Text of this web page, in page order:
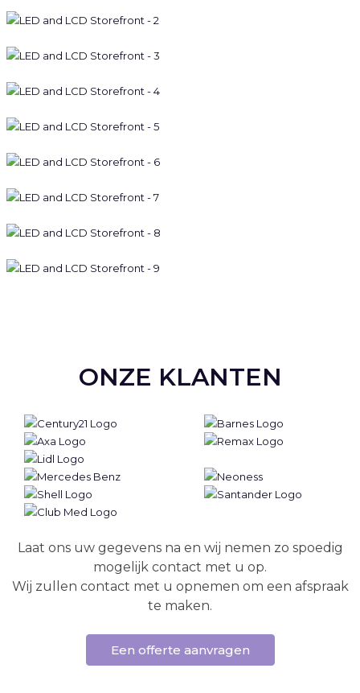
ONZE KLANTEN
Laat ons uw gegevens na en wij nemen zo spoedig
mogelijk contact met u op.
Wij zullen contact met u opnemen om een afspraak
te maken.
Een offerte aanvragen